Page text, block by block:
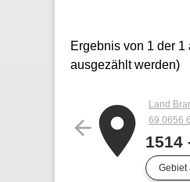
Ergebnis von 1 der
ausgezählt werden)
arrow_backplaceLand
69 0656
1514
Gebiet